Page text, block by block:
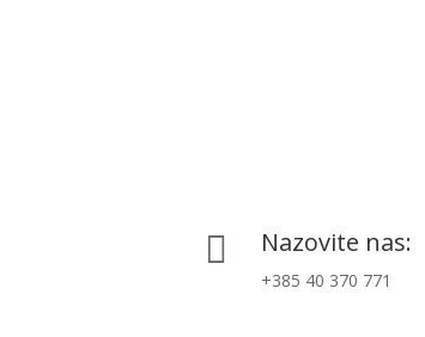
 Nazovite nas:
+385 40 370 771